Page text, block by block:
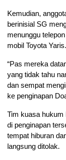
Kemudian,
berinisial SG
menunggu
mobil Toyota Yaris.
“Pas mereka
yang tidak tahu
dan sempat
ke penginapan
Tim kuasa hukum
di penginapan
tempat hiburan
langsung ditolak.